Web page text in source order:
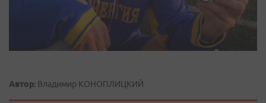
Автор: Владимир КОНОПЛИЦКИЙ